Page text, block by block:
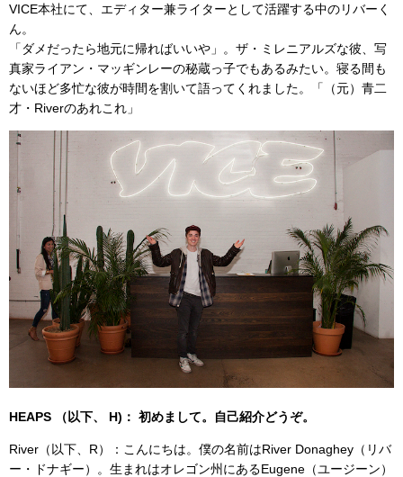
VICE本社にて、エディター兼ライターとして活躍する中のリバーく
ん。
「ダメだったら地元に帰ればいいや」。ザ・ミレニアルズな彼、写
真家ライアン・マッギンレーの秘蔵っ子でもあるみたい。寝る間も
ないほど多忙な彼が時間を割いて語ってくれました。「（元）青二
才・Riverのあれこれ」
HEAPS （以下、 H)： 初めまして。自己紹介どうぞ。
River（以下、R）：こんにちは。僕の名前はRiver Donaghey（リバ
ー・ドナギー）。生まれはオレゴン州にあるEugene（ユージーン）